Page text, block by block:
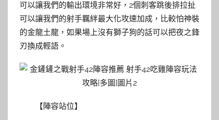
可以讓我們的輸出環境非常好，2個刺客跳後排拉扯
可以讓我們的射手羈絆最大化攻速加成，比較怕神裝
的金龍土龍，如果場上沒有獅子狗的話可以把夜之鋒
刃換成輕語。
【陣容站位】